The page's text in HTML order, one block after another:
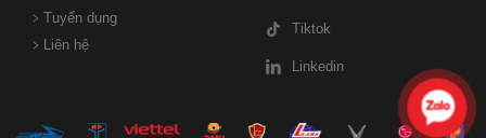
Tuyển dụng
Liên hệ
Tiktok
Linkedin